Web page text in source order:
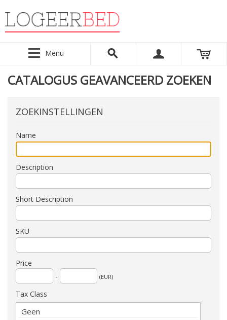
Menu
CATALOGUS GEAVANCEERD ZOEKEN
ZOEKINSTELLINGEN
Name
Description
Short Description
SKU
Price
-
(EUR)
Tax Class